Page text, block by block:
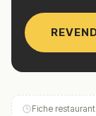
Fiche